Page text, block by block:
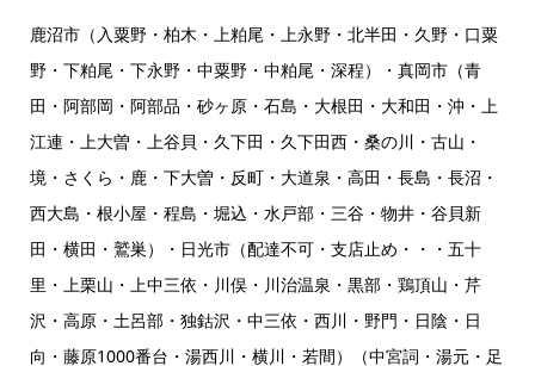
鹿沼市（入粟野・柏木・上粕尾・上永野・北半田・久野・口粟
野・下粕尾・下永野・中粟野・中粕尾・深程）・真岡市（青
田・阿部岡・阿部品・砂ヶ原・石島・大根田・大和田・沖・上
江連・上大曽・上谷貝・久下田・久下田西・桑の川・古山・
境・さくら・鹿・下大曽・反町・大道泉・高田・長島・長沼・
西大島・根小屋・程島・堀込・水戸部・三谷・物井・谷貝新
田・横田・鷲巣）・日光市（配達不可・支店止め・・・五十
里・上栗山・上中三依・川俣・川治温泉・黒部・鶏頂山・芹
沢・高原・土呂部・独鈷沢・中三依・西川・野門・日陰・日
向・藤原1000番台・湯西川・横川・若間）（中宮詞・湯元・足